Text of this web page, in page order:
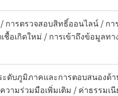
ารตรวจสอบสิทธิ์ออนไลน์ / ก
อเกิดใหม่ / การเข้าถึงข้อมูลท
ดับภูมิภาคและการตอบสนองด้
ามร่วมมือเพิ่มเติม / ค่าธรรมเ